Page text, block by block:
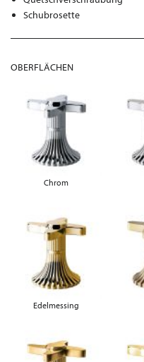
Schubrosette
OBERFLÄCHEN
Chrom
Edelmessing